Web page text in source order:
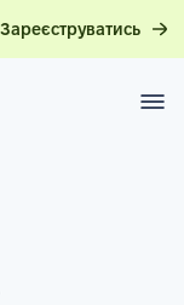
Зареєструватись